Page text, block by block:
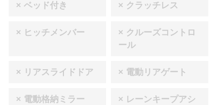
× ベッド付き × クラッチレス
× ヒッチメンバー
× クルーズコントロ
ール
× リアスライドドア × 電動リアゲート
× 電動格納ミラー
× レーンキープアシ